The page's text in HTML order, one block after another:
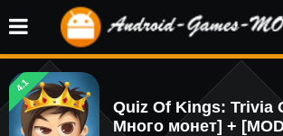
4.1
Quiz Of Kings: Trivia
Много монет] +